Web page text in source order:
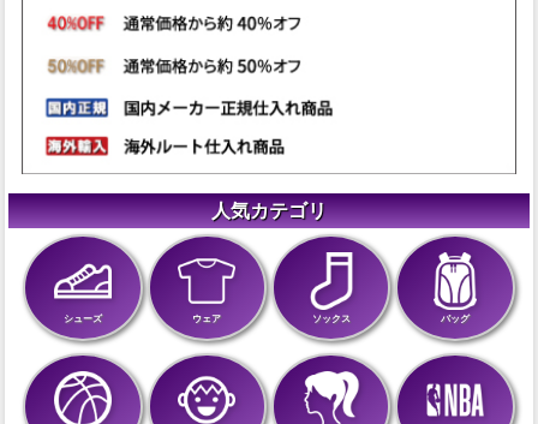
人気カテゴリ
シューズ ウェア ソックス バッグ